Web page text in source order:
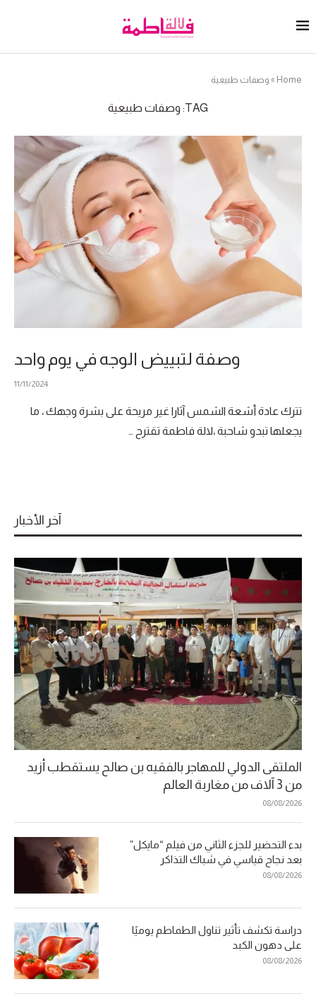
Home
» وصفات طبيعية
TAG: وصفات طبيعية
وصفة لتبييض الوجه في يوم واحد
11/11/2024
تترك عادة أشعة الشمس آثارا غير مريحة على بشرة وجهك ، ما
يجعلها تبدو شاحبة ،لالة فاطمة تقترح …
آخر الأخبار
الملتقى الدولي للمهاجر بالفقيه بن صالح يستقطب أزيد
من 3 آلاف من مغاربة العالم
08/08/2026
بدء التحضير للجزء الثاني من فيلم “مايكل”
بعد نجاح قياسي في شباك التذاكر
08/08/2026
دراسة تكشف تأثير تناول الطماطم يوميًا
على دهون الكبد
08/08/2026